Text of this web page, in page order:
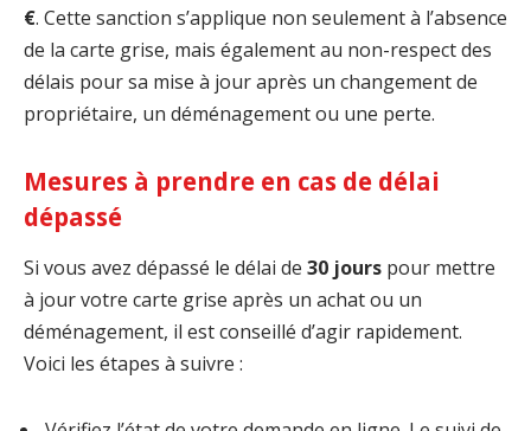
€. Cette sanction s’applique non seulement à l’absence
de la carte grise, mais également au non-respect des
délais pour sa mise à jour après un changement de
propriétaire, un déménagement ou une perte.
Mesures à prendre en cas de délai
dépassé
Si vous avez dépassé le délai de 30 jours pour mettre
à jour votre carte grise après un achat ou un
déménagement, il est conseillé d’agir rapidement.
Voici les étapes à suivre :